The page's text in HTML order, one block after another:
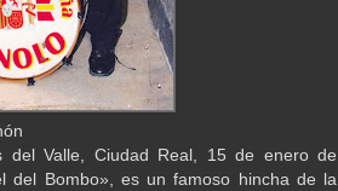
del Valle, Ciudad Real, 15 de enero de
del Bombo», es un famoso hincha de la